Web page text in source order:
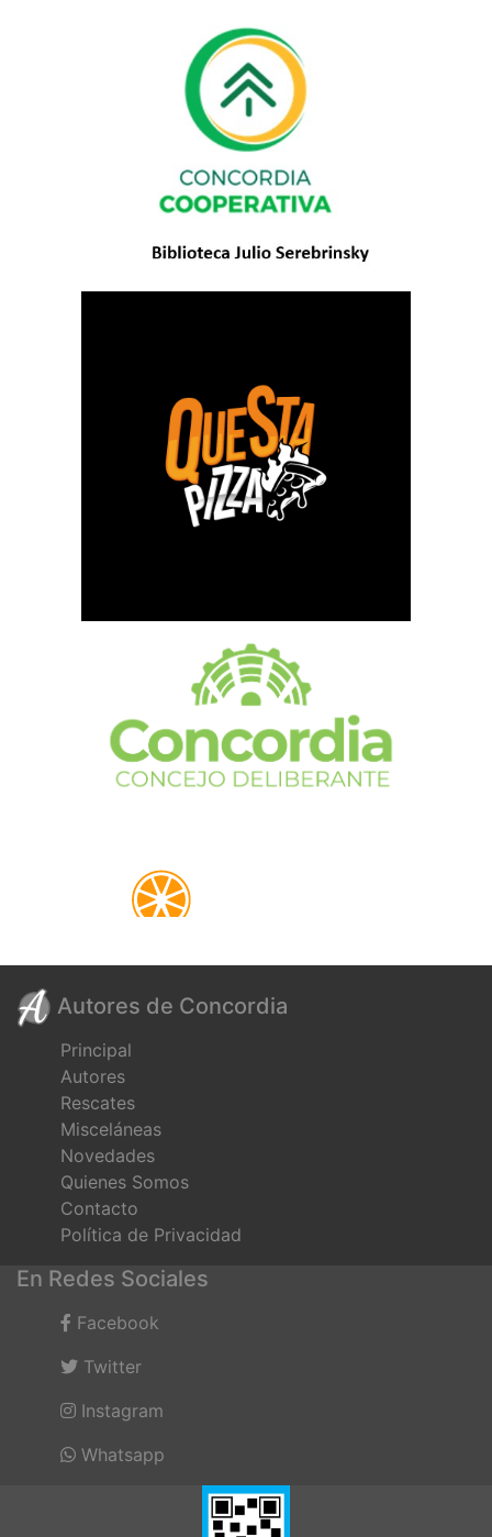
Autores de Concordia
Principal
Autores
Rescates
Misceláneas
Novedades
Quienes Somos
Contacto
Política de Privacidad
En Redes Sociales
Facebook
Twitter
Instagram
Whatsapp